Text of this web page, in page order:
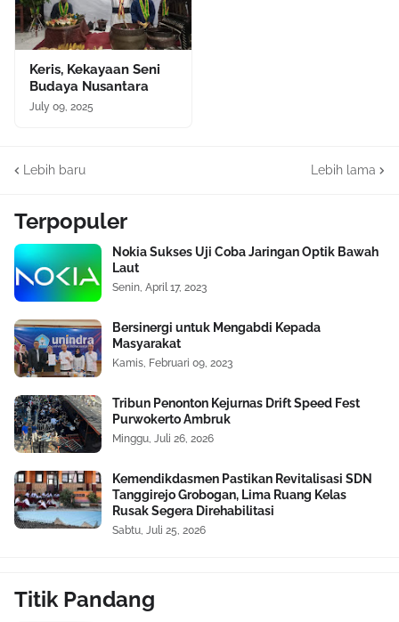
Keris, Kekayaan Seni
Budaya Nusantara
July 09, 2025
Lebih baru Lebih lama
Terpopuler
Nokia Sukses Uji Coba Jaringan Optik Bawah
Laut
Senin, April 17, 2023
Bersinergi untuk Mengabdi Kepada
Masyarakat
Kamis, Februari 09, 2023
Tribun Penonton Kejurnas Drift Speed Fest
Purwokerto Ambruk
Minggu, Juli 26, 2026
Kemendikdasmen Pastikan Revitalisasi SDN
Tanggirejo Grobogan, Lima Ruang Kelas
Rusak Segera Direhabilitasi
Sabtu, Juli 25, 2026
Titik Pandang